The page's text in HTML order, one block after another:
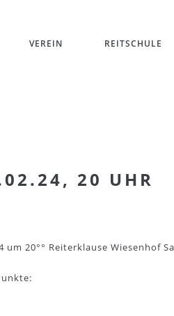
VEREIN REITSCHULE
20 UHR
20°° Reiterklause Wiesenhof